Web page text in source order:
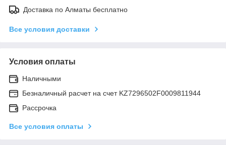
Доставка по Алматы бесплатно
Все условия доставки
Условия оплаты
Наличными
Безналичный расчет на счет KZ7296502F0009811944
Рассрочка
Все условия оплаты